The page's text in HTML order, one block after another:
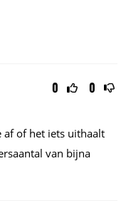
0 0
af of het iets uithaalt
van bijna